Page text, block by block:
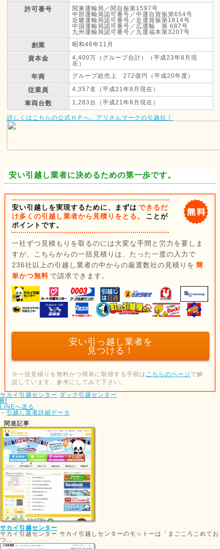
許可番号
関東運輸局／関自振第1597号
中部運輸局認可番号／中運自貨振第654号
近畿運輸局認可番号／近運貨振第1814号
中国運輸局認可番号／広運輸 第 687号
九州運輸局認可番号／九運福本第3207号
創業 昭和46年11月
資本金
4,400万（グループ合計）（平成23年8月現
在）
年商 グループ総売上 272億円（平成20年度）
従業員 4,357名（平成21年8月現在）
車両台数 1,283台（平成21年8月現在）
詳しくはこちらの公式ＨＰへ。アリさんマークの引越社！
安い引越し業者に決めるための第一歩です。
安い引越しを実現するために、まずは できるだ
け多くの引越し業者から見積りをとる。
ことが
ポイントです。
一社ずつ見積もりを取るのには大変な手間と労力を要しま
すが、こちらからの一括見積りは、たった一度の入力で
236社以上の引越し業者の中からの厳選数社の見積りを 簡
単かつ無料 で請求できます。
安い引っ越し業者を
見つける！
※一括見積りを無料かつ簡単に取得する手順は こちらのページ で解
説しています。参考にしてみて下さい。
サカイ引越センター ダック引越センター
B!
LINEへ送る
- 引越し業者詳細データ
関連記事
サカイ引越センター
サカイ引越センター サカイ引越しセンターのモットーは「まごころこめてお
つ...